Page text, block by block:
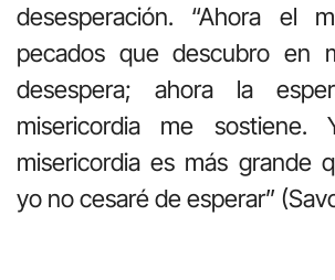
desesperación. “Ahora el
pecados que descubro en
desespera; ahora la
misericordia me
misericordia es más grande
yo no cesaré de esperar”